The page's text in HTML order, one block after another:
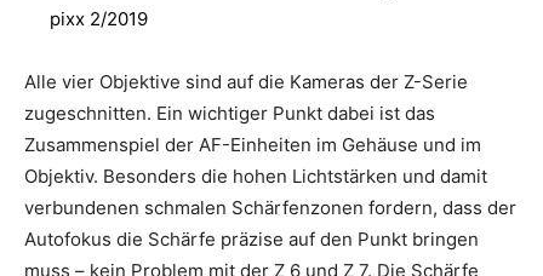
pixx 2/2019
Alle vier Objektive sind auf die Kameras der Z-Serie
zugeschnitten. Ein wichtiger Punkt dabei ist das
Zusammenspiel der AF-Einheiten im Gehäuse und im
Objektiv. Besonders die hohen Lichtstärken und damit
verbundenen schmalen Schärfenzonen fordern, dass der
Autofokus die Schärfe präzise auf den Punkt bringen
muss – kein Problem mit der Z 6 und Z 7. Die Schärfe